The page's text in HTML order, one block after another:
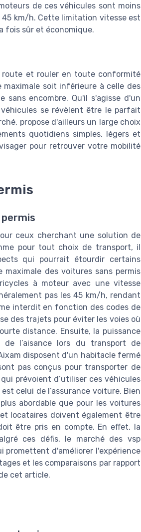
de ces véhicules sont moins
km/h. Cette limitation vitesse est
fois sûr et économique.
route et rouler en toute conformité
soit inférieure à celle des
encombre. Qu'il s'agisse d'un
se révèlent être le parfait
propose d'ailleurs un large choix
quotidiens simples, légers et
pour retrouver votre mobilité
ceux cherchant une solution de
pour tout choix de transport, il
qui pourrait étourdir certains
des voitures sans permis
à moteur avec une vitesse
pas les 45 km/h, rendant
interdit en fonction des codes de
des trajets pour éviter les voies où
distance. Ensuite, la puissance
l’aisance lors du transport de
disposent d'un habitacle fermé
pas conçus pour transporter de
prévoient d’utiliser ces véhicules
celui de l’assurance voiture. Bien
abordable que pour les voitures
et locataires doivent également être
être pris en compte. En effet, la
ces défis, le marché des vsp
promettent d'améliorer l'expérience
et les comparaisons par rapport
cet article.